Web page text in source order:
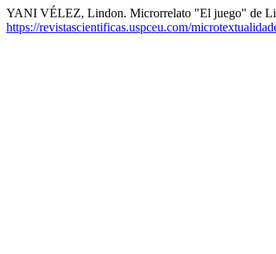
YANI VÉLEZ, Lindon. Microrrelato "El juego" de
https://revistascientificas.uspceu.com/